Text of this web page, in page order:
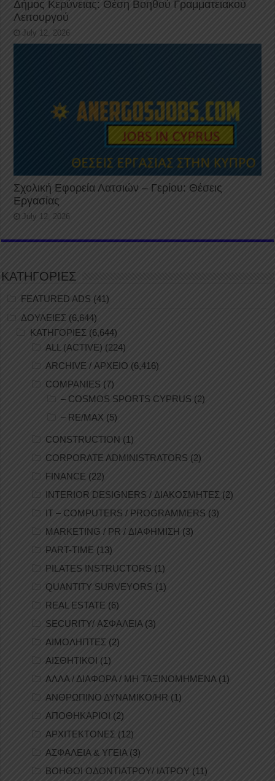
Δήμος Κερύνειας: Θέση Βοηθού Γραμματειακού
Λειτουργού
July 12, 2026
Σχολική Εφορεία Λατσιών – Γερίου: Θέσεις
Εργασίας
July 12, 2026
ΚΑΤΗΓΟΡΙΕΣ
FEATURED ADS (41)
ΔΟΥΛΕΙΕΣ (6,644)
ΚΑΤΗΓΟΡΙΕΣ (6,644)
ALL (ACTIVE) (224)
ARCHIVE / ΑΡΧΕΙΟ (6,416)
COMPANIES (7)
– COSMOS SPORTS CYPRUS (2)
– RE/MAX (5)
CONSTRUCTION (1)
CORPORATE ADMINISTRATORS (2)
FINANCE (22)
INTERIOR DESIGNERS / ΔΙΑΚΟΣΜΗΤΕΣ (2)
IT – COMPUTERS / PROGRAMMERS (3)
MARKETING / PR / ΔΙΑΦΗΜΙΣΗ (3)
PART-TIME (13)
PILATES INSTRUCTORS (1)
QUANTITY SURVEYORS (1)
REAL ESTATE (6)
SECURITY/ ΑΣΦΑΛΕΙΑ(3)
ΑΙΜΟΛΗΠΤΕΣ (2)
ΑΙΣΘΗΤΙΚΟΙ (1)
ΑΛΛΑ / ΔΙΑΦΟΡΑ / ΜΗ ΤΑΞΙΝΟΜΗΜΕΝΑ(1)
ΑΝΘΡΩΠΙΝΟ ΔΥΝΑΜΙΚΟ/HR (1)
ΑΠΟΘΗΚΑΡΙΟΙ (2)
ΑΡΧΙΤΕΚΤΟΝΕΣ (12)
ΑΣΦΑΛΕΙΑ & ΥΓΕΙΑ (3)
ΒΟΗΘΟΙ ΟΔΟΝΤΙΑΤΡΟΥ/ ΙΑΤΡΟΥ (11)